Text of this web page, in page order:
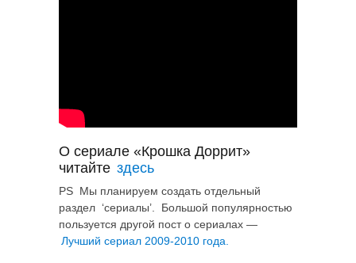
О сериале «Крошка Доррит»
читайте здесь
PS Мы планируем создать отдельный
раздел ‘сериалы’. Большой популярностью
пользуется другой пост о сериалах —
Лучший сериал 2009-2010 года.